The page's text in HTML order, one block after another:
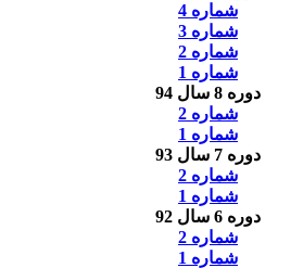
شماره 4
شماره 3
شماره 2
شماره 1
دوره 8 سال 94
شماره 2
شماره 1
دوره 7 سال 93
شماره 2
شماره 1
دوره 6 سال 92
شماره 2
شماره 1